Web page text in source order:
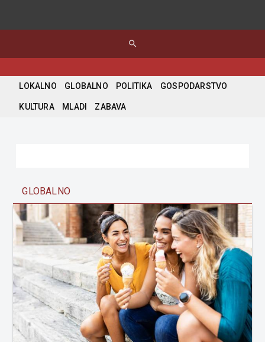
search
LOKALNO GLOBALNO POLITIKA GOSPODARSTVO
KULTURA MLADI ZABAVA
GLOBALNO